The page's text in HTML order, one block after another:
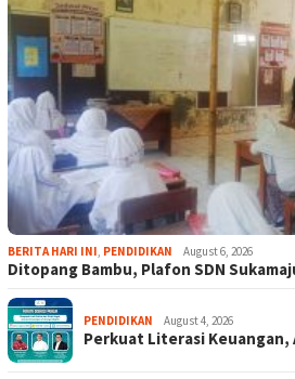
BERITA HARI INI, PENDIDIKAN August 6, 2026
Ditopang Bambu, Plafon SDN
PENDIDIKAN August 4, 2026
Perkuat Literasi